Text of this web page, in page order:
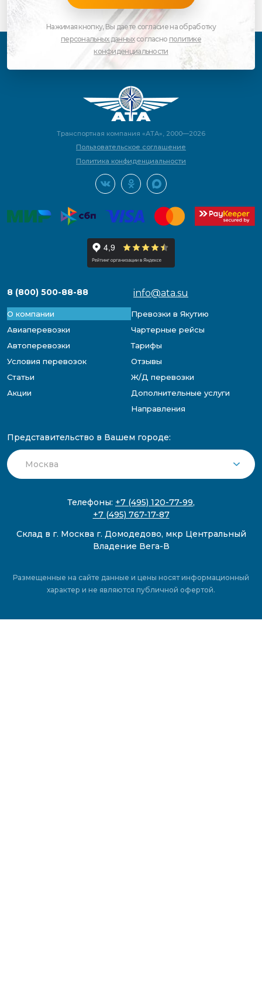
Нажимая кнопку, Вы даете согласие на обработку
персональных данныхсогласно политике
конфиденциальности
Транспортная компания «АТА», 2000—2026
Пользовательское соглашение
Политика конфиденциальности
8 (800) 500-88-88 info@ata.su
О компании
Превозки в Якутию
Авиаперевозки
Чартерные рейсы
Автоперевозки
Тарифы
Условия перевозок
Отзывы
Статьи
Ж/Д перевозки
Акции
Дополнительные услуги
Направления
Представительство в Вашем городе:
Телефоны: +7 (495) 120-77-99,
+7 (495) 767-17-87
Склад в г. Москва г. Домодедово, мкр Центральный
Владение Вега-В
Размещенные на сайте данные и цены носят информационный
характер и не являются публичной офертой.